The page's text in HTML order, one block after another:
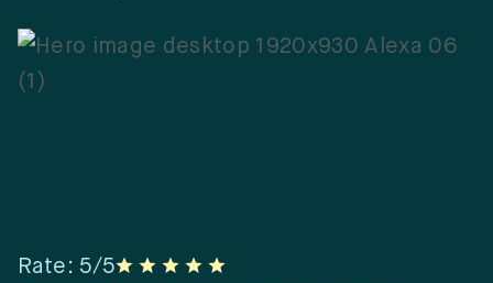
Rate: 5/5